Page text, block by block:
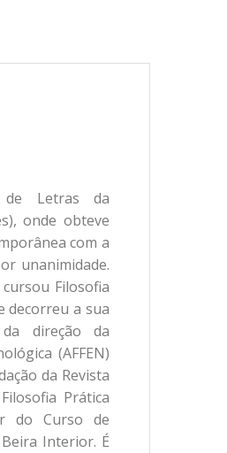
de Letras da
onde obteve
com a
unanimidade.
Filosofia
decorreu a sua
direção da
(AFFEN)
da Revista
Prática
do Curso de
Interior. É